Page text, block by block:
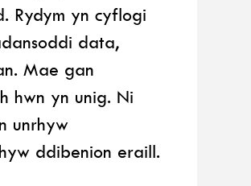
Rydym yn cyflogi
data,
Mae gan
hwn yn unig. Ni
unrhyw
ddibenion eraill.